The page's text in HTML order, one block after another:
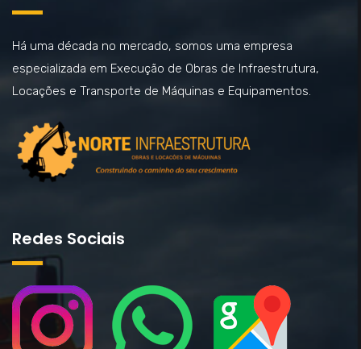
Há uma década no mercado, somos uma empresa
especializada em Execução de Obras de Infraestrutura,
Locações e Transporte de Máquinas e Equipamentos.
Redes Sociais